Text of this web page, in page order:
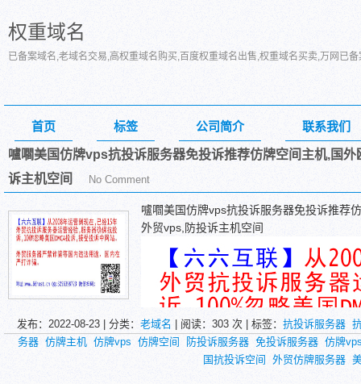
权重域名
已备案域名,老域名交易,高权重域名购买,百度权重域名出售,权重域名买卖,万网已
首页 标签 公司简介 联系我们
嚧嚪美国仿牌vps抗投诉服务器免投诉推荐仿牌空间主机,国
诉主机空间
No Comment
嚧嚪美国仿牌vps抗投诉服务器免投诉推荐
外贸vps,防投诉主机空间
发布：2022-08-23 | 分类： 老域名 | 阅读： 303 次 | 标签： 抗投诉服务器
务器 仿牌主机 仿牌vps 仿牌空间 防投诉服务器 免投诉服务器 仿牌
国抗投诉空间
外贸仿牌服务器